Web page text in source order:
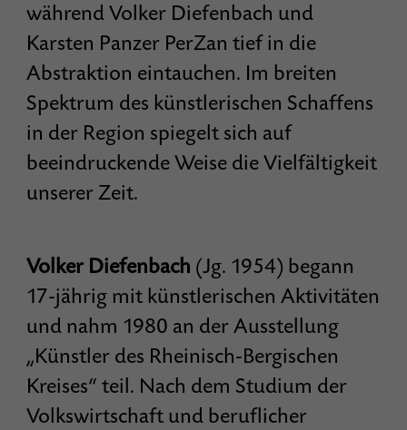
während Volker Diefenbach und
Karsten Panzer PerZan tief in die
Abstraktion eintauchen. Im breiten
Spektrum des künstlerischen Schaffens
in der Region spiegelt sich auf
beeindruckende Weise die Vielfältigkeit
unserer Zeit.
Volker Diefenbach (Jg. 1954) begann
17-jährig mit künstlerischen Aktivitäten
und nahm 1980 an der Ausstellung
„Künstler des Rheinisch-Bergischen
Kreises“ teil. Nach dem Studium der
Volkswirtschaft und beruflicher